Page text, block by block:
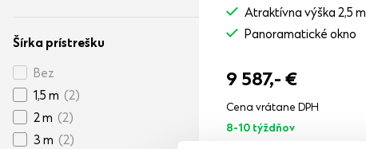
Šírka prístrešku
Bez
1,5 m (2)
2 m (2)
3 m (2)
Atraktívna výška 2,5 m
Panoramatické okno
9 587,- €
Cena vrátane DPH
8-10 týždňov